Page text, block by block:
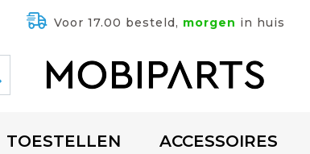
Voor 17.00 besteld, morgen in huis
TOESTELLEN ACCESSOIRES